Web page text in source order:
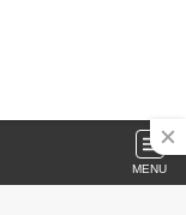
MENU